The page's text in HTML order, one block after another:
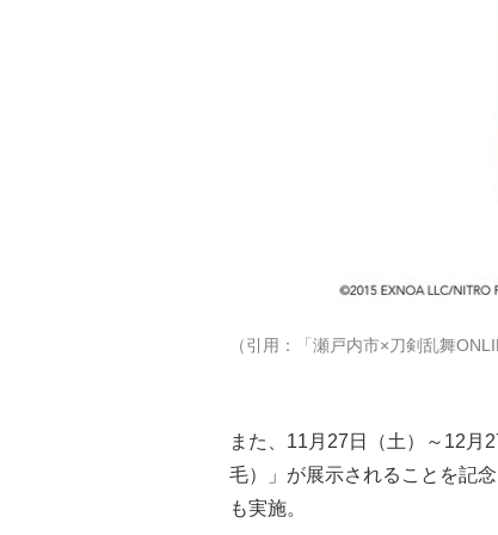
（引用：「瀬戸内市×刀剣乱舞
また、11月27日（土）～12月
毛）」が展示されることを記
も実施。